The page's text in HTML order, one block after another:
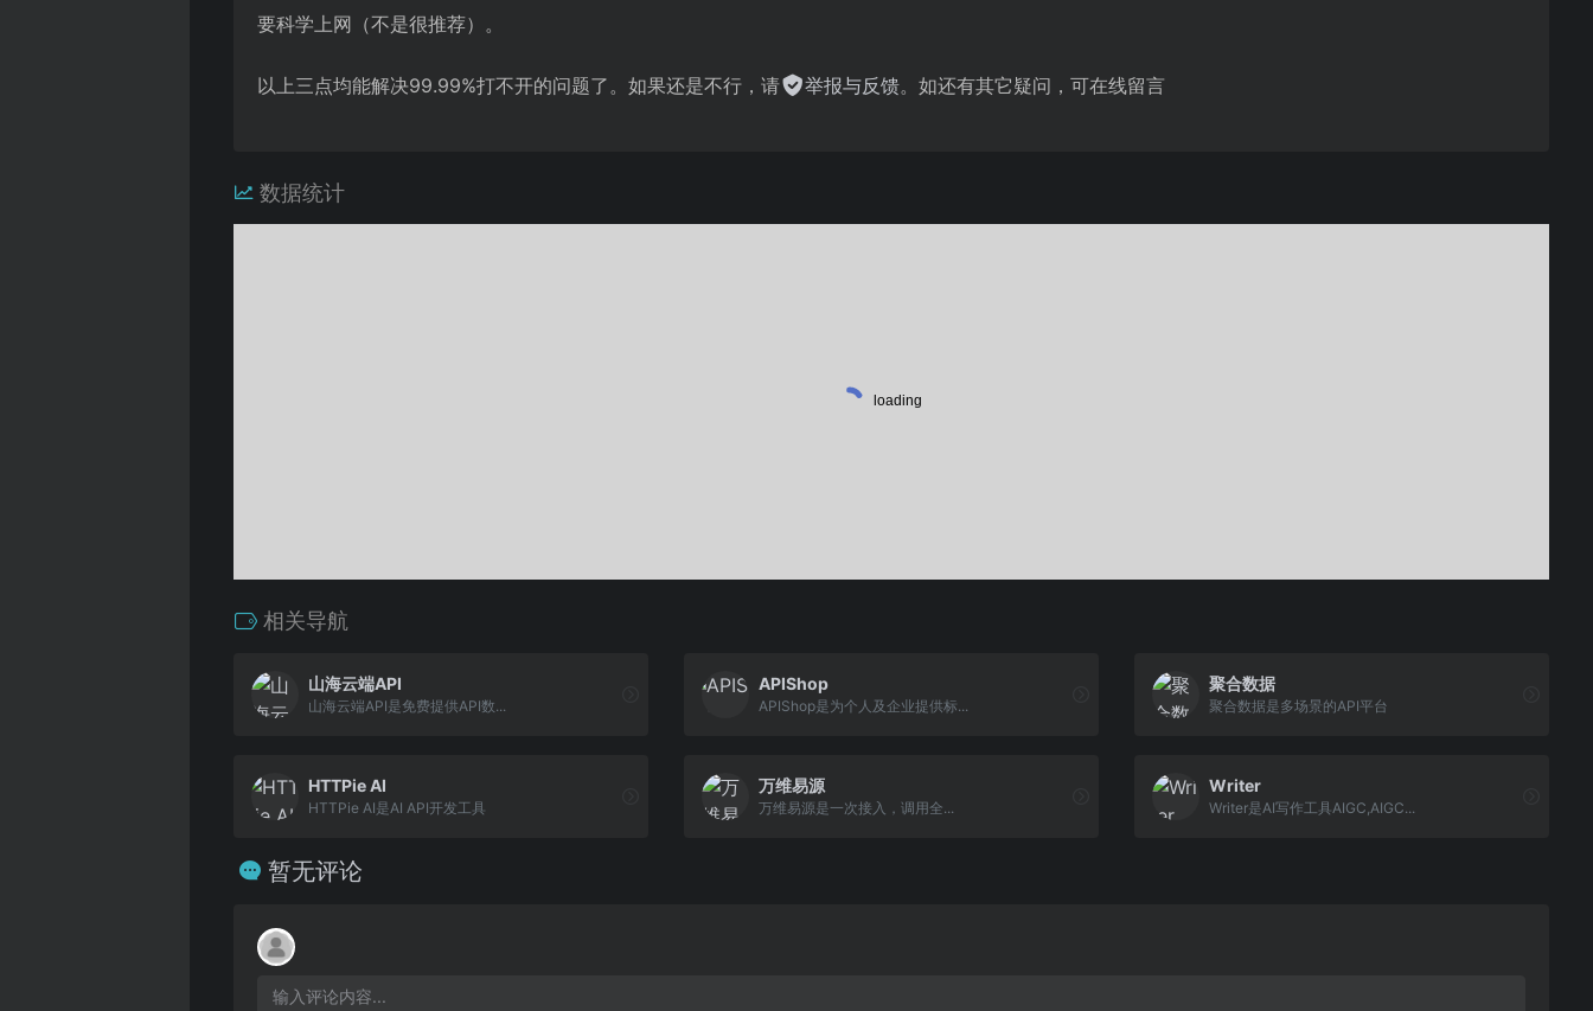
要科学上网（不是很推荐）。
以上三点均能解决99.99%打不开的问题了。如果还是不行，请 举报与反馈。如还有其它疑问，可在线留言
数据统计
相关导航
山海云端API
山海云端API是免费提供API数...
APIShop
APIShop是为个人及企业提供标...
聚合数据
聚合数据是多场景的API平台
HTTPie AI
HTTPie AI是AI API开发工具
万维易源
万维易源是一次接入，调用全...
Writer
Writer是AI写作工具AIGC,AIGC...
暂无评论